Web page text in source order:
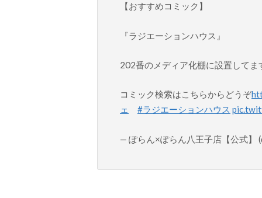
【おすすめコミック】
『ラジエーションハウス』
202番のメディア化棚に設置してま
コミック検索はこちらからどうぞ
ェ
#ラジエーションハウス
— ぽらん×ぽらん八王子店【公式】